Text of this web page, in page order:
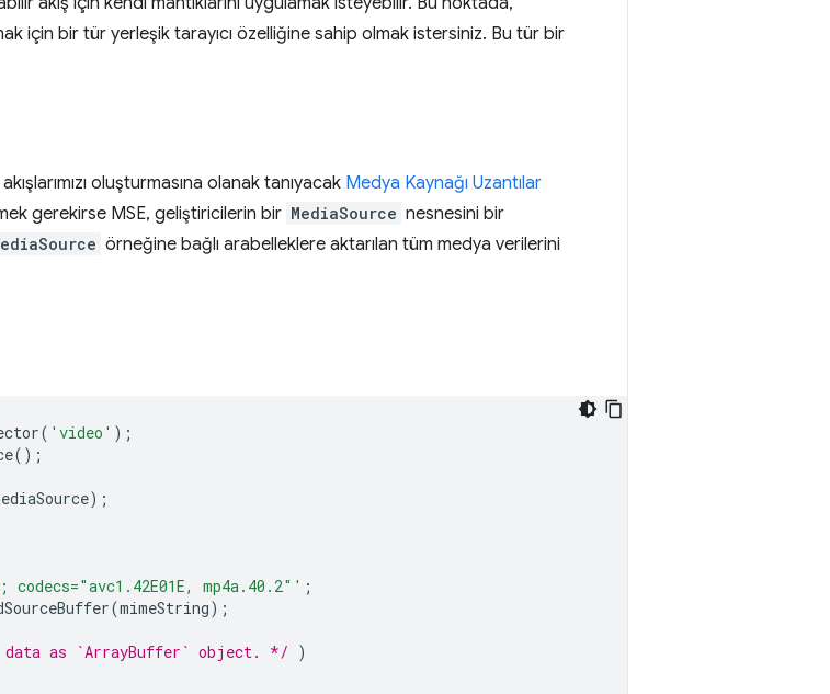
için bir tür yerleşik tarayıcı özelliğine sahip olmak istersiniz. Bu tür bir
oluşturmasına olanak tanıyacak Medya Kaynağı Uzantılar
gerekirse MSE, geliştiricilerin bir MediaSource nesnesini bir
örneğine bağlı arabelleklere aktarılan tüm medya verilerini
( 'video' );
();
);
codecs="avc1.42E01E, mp4a.40.2"' ;
(mimeString);
data as `ArrayBuffer` object. */ )